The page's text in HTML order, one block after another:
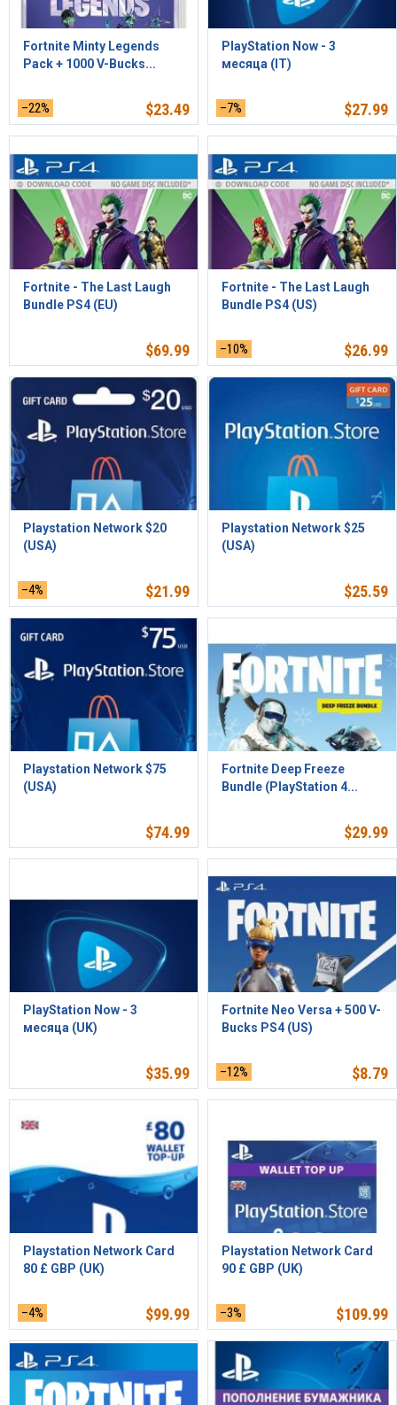
Fortnite Minty Legends
Pack + 1000 V-Bucks...
–22% $23.49
PlayStation Now - 3
месяца (IT)
–7% $27.99
Fortnite - The Last Laugh
Bundle PS4 (EU)
$69.99
Fortnite - The Last Laugh
Bundle PS4 (US)
–10% $26.99
Playstation Network $20
(USA)
–4% $21.99
Playstation Network $25
(USA)
$25.59
Playstation Network $75
(USA)
$74.99
Fortnite Deep Freeze
Bundle (PlayStation 4...
$29.99
PlayStation Now - 3
месяца (UK)
$35.99
Fortnite Neo Versa + 500 V-
Bucks PS4 (US)
–12% $8.79
Playstation Network Card
80 £ GBP (UK)
–4% $99.99
Playstation Network Card
90 £ GBP (UK)
–3% $109.99